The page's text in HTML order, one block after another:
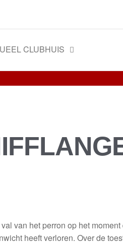
CLUBHUIS
van het perron op het moment
heeft verloren. Over de